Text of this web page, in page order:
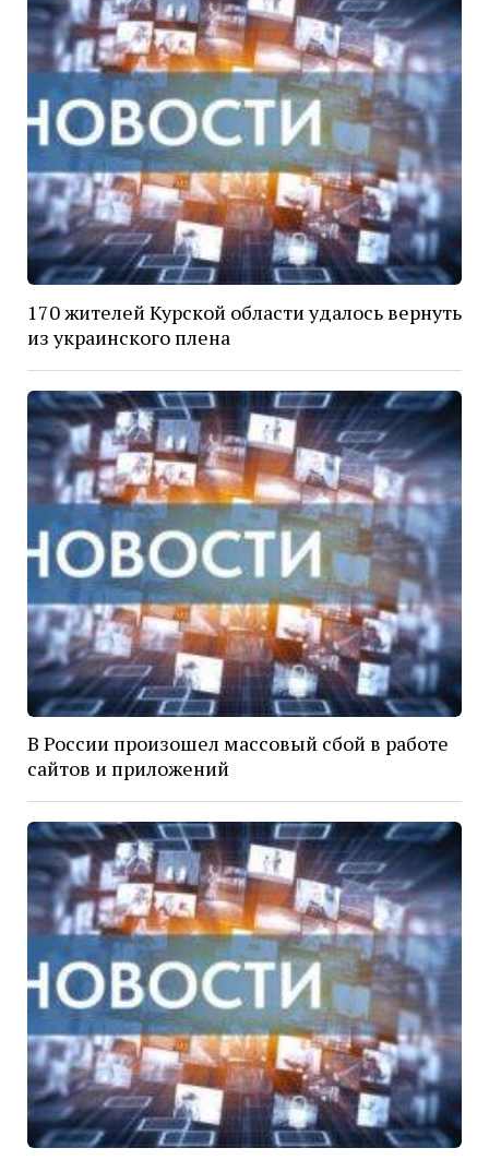
170 жителей Курской области удалось вернуть
из украинского плена
В России произошел массовый сбой в работе
сайтов и приложений